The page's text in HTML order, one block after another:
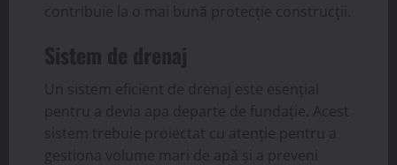
contribuie la o mai bună protecție construcții.
Sistem de drenaj
Un sistem eficient de drenaj este esențial
pentru a devia apa departe de fundație. Acest
sistem trebuie proiectat cu atenție pentru a
gestiona volume mari de apă și a preveni